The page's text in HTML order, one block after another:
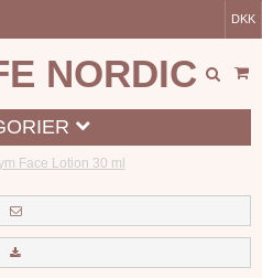
DKK
NORDIC
Face Lotion 30 ml